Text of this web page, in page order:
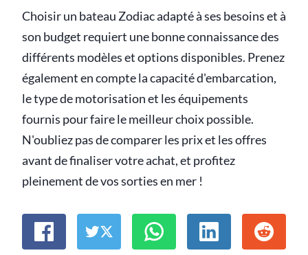
Choisir un bateau Zodiac adapté à ses besoins et à
son budget requiert une bonne connaissance des
différents modèles et options disponibles. Prenez
également en compte la capacité d'embarcation,
le type de motorisation et les équipements
fournis pour faire le meilleur choix possible.
N'oubliez pas de comparer les prix et les offres
avant de finaliser votre achat, et profitez
pleinement de vos sorties en mer !